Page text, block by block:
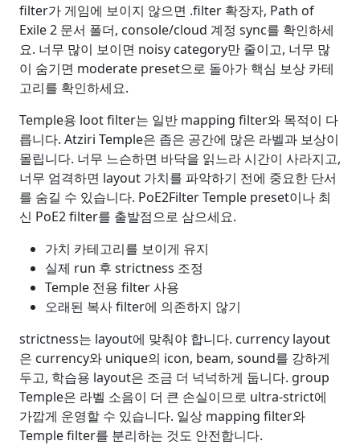
filter가 게임에 보이지 않으면 .filter 확장자, Path of
Exile 2 문서 폴더, console/cloud 계정 sync를 확인하세
요. 너무 많이 보이면 noisy category만 줄이고, 너무 많
이 숨기면 moderate preset으로 돌아가 핵심 보상 카테
고리를 확인하세요.
Temple용 loot filter는 일반 mapping filter와 목적이 다
릅니다. Atziri Temple은 좁은 공간에 많은 라벨과 보상이
몰립니다. 너무 느슨하면 바닥을 읽느라 시간이 사라지고,
너무 엄격하면 layout 가치를 파악하기 전에 중요한 단서
를 숨길 수 있습니다. PoE2Filter Temple preset이나 최
신 PoE2 filter를 출발점으로 삼으세요.
가치 카테고리를 보이게 유지
실제 run 후 strictness 조정
Temple 전용 filter 사용
오래된 복사 filter에 의존하지 않기
strictness는 layout에 맞춰야 합니다. currency layout
은 currency와 unique의 icon, beam, sound를 강하게
두고, 학습용 layout은 조금 더 넉넉하게 둡니다. group
Temple은 라벨 소음이 더 큰 손실이므로 ultra-strict에
가깝게 운영할 수 있습니다. 일상 mapping filter와
Temple filter를 분리하는 것도 안전합니다.